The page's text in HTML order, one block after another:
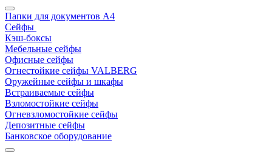
Папки для документов A4
Сейфы
Кэш-боксы
Мебельные сейфы
Офисные сейфы
Огнестойкие сейфы VALBERG
Оружейные сейфы и шкафы
Встраиваемые сейфы
Взломостойкие сейфы
Огневзломостойкие сейфы
Депозитные сейфы
Банковское оборудование